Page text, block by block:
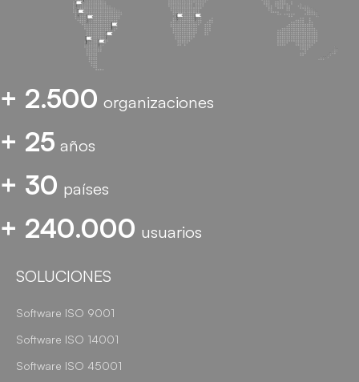
+ 2.500 organizaciones
+ 25 años
+ 30 países
+ 240.000 usuarios
SOLUCIONES
Software ISO 9001
Software ISO 14001
Software ISO 45001